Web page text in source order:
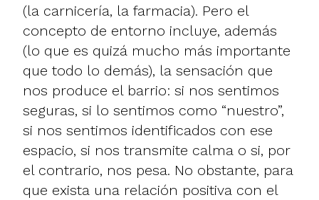
(la carnicería, la farmacia). Pero el
concepto de entorno incluye, además
(lo que es quizá mucho más importante
que todo lo demás), la sensación que
nos produce el barrio: si nos sentimos
seguras, si lo sentimos como “nuestro”,
si nos sentimos identificados con ese
espacio, si nos transmite calma o si, por
el contrario, nos pesa. No obstante, para
que exista una relación positiva con el